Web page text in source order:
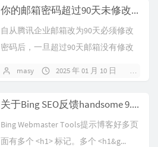
你的邮箱密码超过90天未修改，已过期。
自从腾讯企业邮箱改为90天必须修改
密码后，一旦超过90天邮箱没有修改
masy 2025 年 01 月 10 日
关于Bing SEO反馈handsome 9.2.1 Pro主题 出现2个<h1>标记
Bing Webmaster Tools提示博客好多页
面有多个 <h1> 标记。多个 <h1&g...